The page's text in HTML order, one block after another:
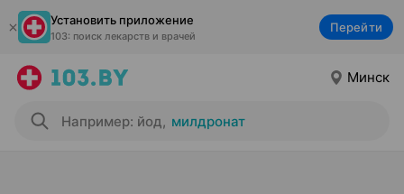
Установить приложение
103: поиск лекарств и врачей
Перейти
Минск
Например: йод, милдронат